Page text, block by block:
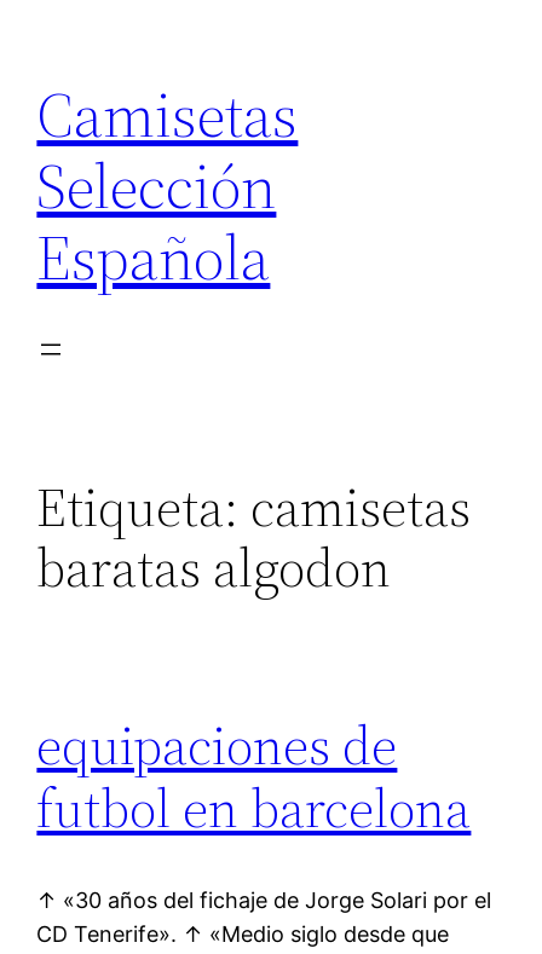
contenido
Camisetas
Selección
Española
Etiqueta: camisetas
baratas algodon
equipaciones de
futbol en barcelona
↑ «30 años del fichaje de Jorge Solari por el
CD Tenerife». ↑ «Medio siglo desde que